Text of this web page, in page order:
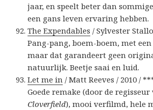
jaar, en speelt beter dan
een gans leven ervaring hebben.
The Expendables / Sylvester
Pang-pang, boem-boem, met
maar dat garandeert geen
natuurlijk. Beetje saai en luid.
Let me in / Matt Reeves / 2010 /
Goede remake (door de regisseur
Cloverfield), mooi verfilmd, hele